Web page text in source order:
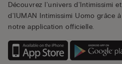
Découvrez l'univers d'Intimissimi et
d'IUMAN Intimissimi Uomo grâce à
notre application officielle.